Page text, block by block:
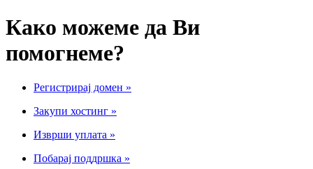
Како можеме да Ви
помогнеме?
Регистрирај домен »
Закупи хостинг »
Изврши уплата »
Побарај поддршка »